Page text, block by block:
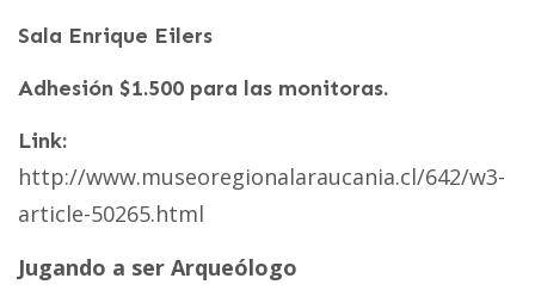
Sala Enrique Eilers
Adhesión $1.500 para las monitoras.
Link:
http://www.museoregionalaraucania.cl/642/w3-
article-50265.html
Jugando a ser Arqueólogo